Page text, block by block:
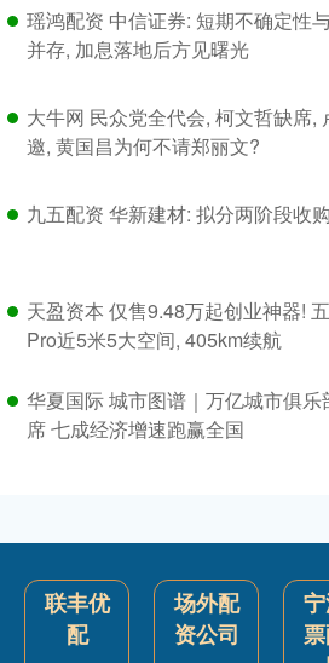
瑶鸿配资 中信证券: 短期不确定性
并存, 加息落地后方见曙光
大牛网 民众党全代会, 柯文哲缺席,
邀, 黄国昌为何不请郑丽文?
九五配资 华新建材: 拟分两阶段收
天盈资本 仅售9.48万起创业神器!
Pro近5米5大空间, 405km续航
华夏国际 城市图谱｜万亿城市俱乐
席 七成经济增速跑赢全国
联丰优
配
场外配
资公司